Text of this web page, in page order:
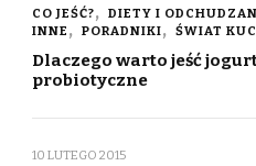
CO JEŚĆ?
DIETY I
INNE
PORADNIKI ŚWIAT
Dlaczego warto jeść
probiotyczne
10 LUTEGO 2015